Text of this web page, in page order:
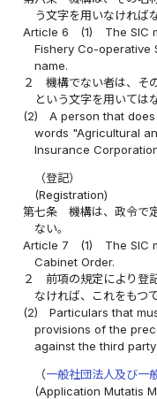
う文字を用いなければ
Article 6
(1)
The SIC
Fishery Co-operative
name.
２
機構でない者は、そ
という文字を用いては
(2)
A person that
words "Agricultural
Insurance
（登記）
(Registration)
第七条
機構は、政令で
ない。
Article 7
(1)
The SIC
Cabinet Order.
２
前項の規定により登
なければ、これをもつ
(2)
Particulars that
provisions of the
against the third
（一般社団法人及び一
(Application Mutatis